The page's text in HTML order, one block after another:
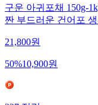
구운 아귀포채 150g-
짠 부드러운 건어포
21,800원
50%10,900원